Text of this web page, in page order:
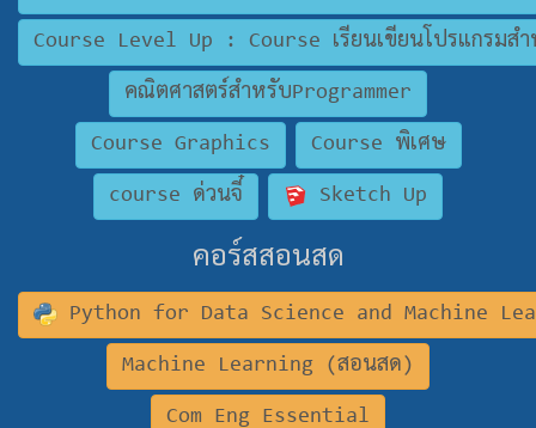
Course Level Up : Course เรียนเขียนโปรแกรมสำ
คณิตศาสตร์สำหรับProgrammer
Course Graphics Course พิเศษ
course ด่วนจี๋ Sketch Up
คอร์สสอนสด
Python for Data Science and Machine
Machine Learning (สอนสด)
Com Eng Essential